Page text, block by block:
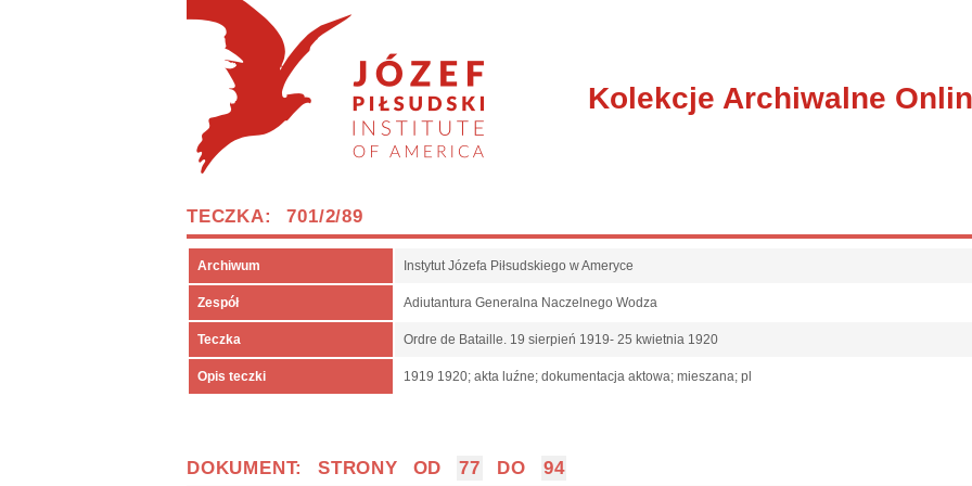
Kolekcje Archiwalne
TECZKA: 701/2/89
Archiwum Instytut Józefa Piłsudskiego w Ameryce
Zespół Adiutantura Generalna Naczelnego Wodza
Teczka Ordre de Bataille. 19 sierpień 1919- 25 kwietnia 1920
Opis teczki 1919 1920; akta luźne; dokumentacja aktowa; mieszana; pl
DOKUMENT: STRONY OD 77 DO 94